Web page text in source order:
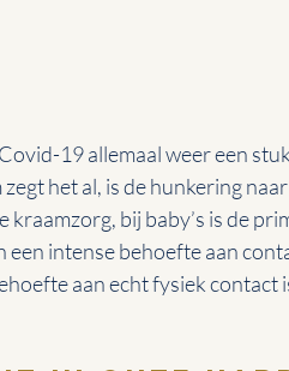
19 allemaal weer een
het al, is de hunkering
kraamzorg, bij baby’s is de
intense behoefte aan
aan echt fysiek contact